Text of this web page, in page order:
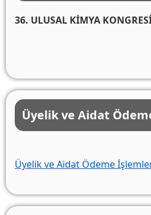
36. ULUSAL KİMYA
Üyelik ve Aidat
Üyelik ve Aidat Ödeme